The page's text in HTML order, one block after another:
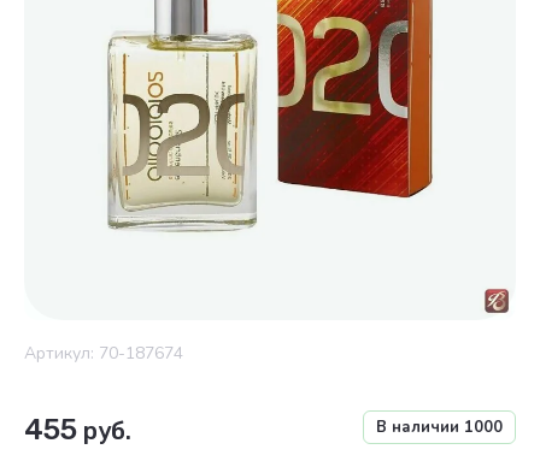
Артикул: 70-187674
В наличии 1000
455 руб.